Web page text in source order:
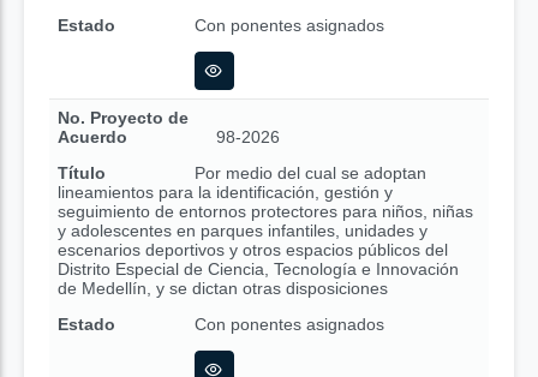
Estado
Con ponentes asignados
No. Proyecto de
Acuerdo
98-2026
Título
Por medio del cual se adoptan
lineamientos para la identificación, gestión y
seguimiento de entornos protectores para niños, niñas
y adolescentes en parques infantiles, unidades y
escenarios deportivos y otros espacios públicos del
Distrito Especial de Ciencia, Tecnología e Innovación
de Medellín, y se dictan otras disposiciones
Estado
Con ponentes asignados